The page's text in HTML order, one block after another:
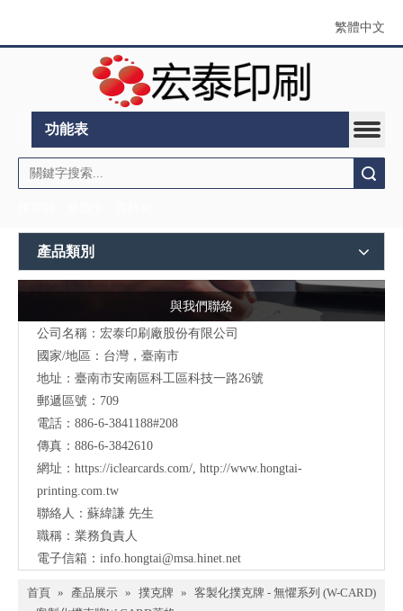
繁體中文
功能表
產品類別
與我們聯絡
公司名稱：宏泰印刷廠股份有限公司
國家/地區：台灣，臺南市
地址： 臺南市安南區科工區科技一路26號
郵遞區號：709
電話：886-6-3841188#208
傳真：886-6-3842610
網址： https://iclearcards.com/ http://www.hongtai-
printing.com.tw
聯絡人：蘇緯謙 先生
職稱：業務負責人
電子信箱： info.hongtai@msa.hinet.net
首頁 » 產品展示 » 撲克牌 » 客製化撲克牌 - 無懼系列 (W-CARD)